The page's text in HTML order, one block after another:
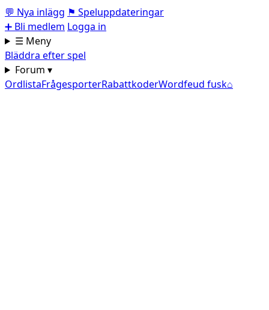
💬 Nya inlägg ⚑ Speluppdateringar
➕ Bli medlem Logga in
☰ Meny
Bläddra efter spel
Forum ▾
OrdlistaFrågesporterRabattkoderWordfeud fusk⌂